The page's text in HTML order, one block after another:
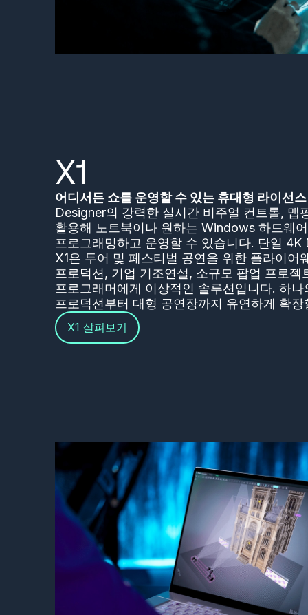
X1
어디서든 쇼를 운영할 수 있는 휴대형 라이선스
Designer의 강력한 실시간 비주얼 컨트롤, 맵
활용해 노트북이나 원하는 Windows 하드웨
프로그래밍하고 운영할 수 있습니다. 단일 4K
X1은 투어 및 페스티벌 공연을 위한 플라이어
프로덕션, 기업 기조연설, 소규모 팝업 프로젝
프로그래머에게 이상적인 솔루션입니다. 하
프로덕션부터 대형 공연장까지 유연하게 확
X1 살펴보기